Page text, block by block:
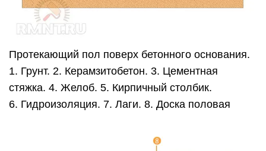
Протекающий пол поверх бетонного основания.
1. Грунт. 2. Керамзитобетон. 3. Цементная
стяжка. 4. Желоб. 5. Кирпичный столбик.
6. Гидроизоляция. 7. Лаги. 8. Доска половая